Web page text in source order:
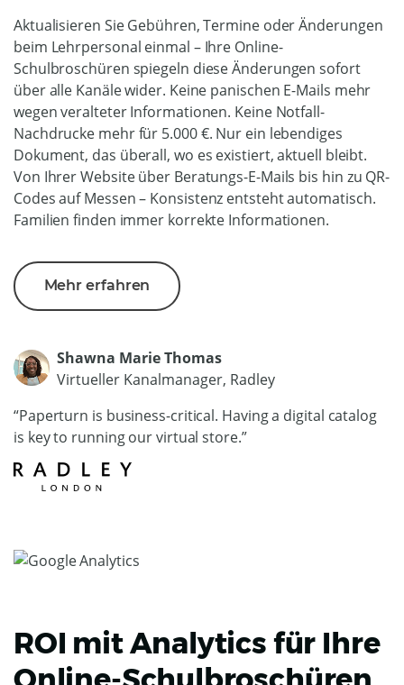
Aktualisieren Sie Gebühren, Termine oder Änderungen
beim Lehrpersonal einmal – Ihre Online-
Schulbroschüren spiegeln diese Änderungen sofort
über alle Kanäle wider. Keine panischen E-Mails mehr
wegen veralteter Informationen. Keine Notfall-
Nachdrucke mehr für 5.000 €. Nur ein lebendiges
Dokument, das überall, wo es existiert, aktuell bleibt.
Von Ihrer Website über Beratungs-E-Mails bis hin zu QR-
Codes auf Messen – Konsistenz entsteht automatisch.
Familien finden immer korrekte Informationen.
Mehr erfahren
Shawna Marie Thomas
Virtueller Kanalmanager, Radley
“Paperturn is business-critical. Having a digital catalog
is key to running our virtual store.”
ROI mit Analytics für Ihre